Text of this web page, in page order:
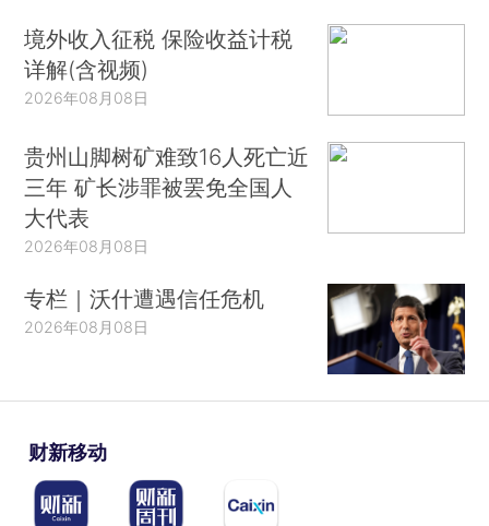
境外收入征税 保险收益计税
详解(含视频)
2026年08月08日
贵州山脚树矿难致16人死亡近
三年 矿长涉罪被罢免全国人
大代表
2026年08月08日
专栏｜沃什遭遇信任危机
2026年08月08日
财新移动